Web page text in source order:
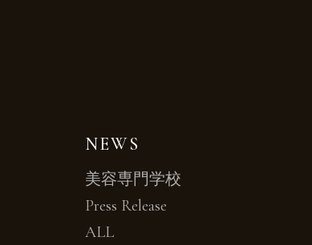
NEWS
美容専門学校
Press Release
ALL